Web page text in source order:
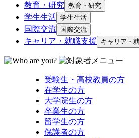
教育・研究 教育・研究
学生生活 学生生活
国際交流 国際交流
キャリア・就職支援 キャリア・
受験生・高校教員の方
在学生の方
大学院生の方
卒業生の方
留学生の方
保護者の方